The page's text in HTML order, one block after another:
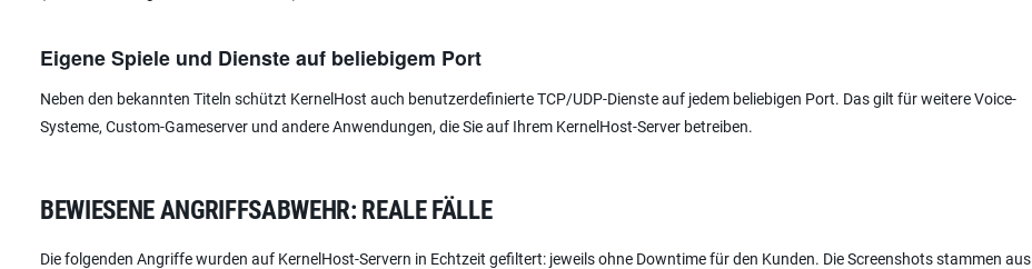
Eigene Spiele und Dienste auf beliebigem Port
Neben den bekannten Titeln schützt KernelHost auch benutzerdefinierte TCP/UDP-Dienste auf jedem beliebigen Port. Das gilt für weitere Voice-
Systeme, Custom-Gameserver und andere Anwendungen, die Sie auf Ihrem KernelHost-Server betreiben.
BEWIESENE ANGRIFFSABWEHR: REALE FÄLLE
Die folgenden Angriffe wurden auf KernelHost-Servern in Echtzeit gefiltert: jeweils ohne Downtime für den Kunden. Die Screenshots stammen aus